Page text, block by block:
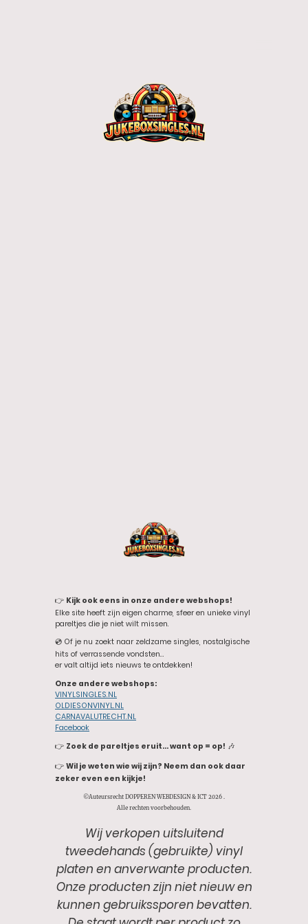
👉 Kijk ook eens in onze andere webshops!
Elke site heeft zijn eigen charme, sfeer en unieke vinyl
pareltjes die je niet wilt missen.
💿 Of je nu zoekt naar zeldzame singles, nostalgische
hits of verrassende vondsten…
er valt altijd iets nieuws te ontdekken!
Onze andere webshops:
VINYLSINGLES.NL
OLDIESONVINYL.NL
CARNAVALUTRECHT.NL
Facebook
👉 Zoek de pareltjes eruit… want op = op! 🎶
👉 Wil je weten wie wij zijn? Neem dan ook daar
zeker even een kijkje!
©Auteursrecht DOPPEREN WEBDESIGN & ICT 2026 .
Alle rechten voorbehouden.
Wij verkopen uitsluitend
tweedehands (gebruikte) vinyl
platen en anverwante producten.
Onze producten zijn niet nieuw en
kunnen gebruikssporen bevatten.